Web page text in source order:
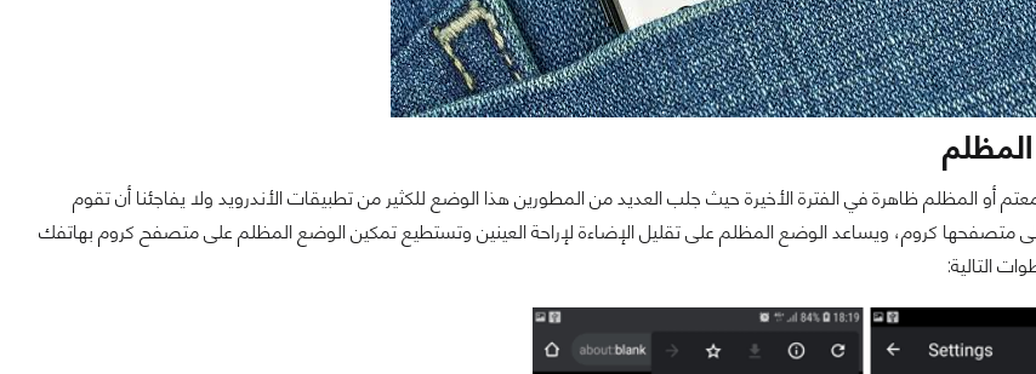
أو المظلم ظاهرة في الفترة الأخيرة حيث جلب العديد من المطورين هذا الوضع للكثير من تطبيقات الأندرويد ولا يفاجئنا أن تقوم
كروم، ويساعد الوضع المظلم على تقليل الإضاءة لإراحة العينين وتستطيع تمكين الوضع المظلم على متصفح كروم بهاتفك
التالية: